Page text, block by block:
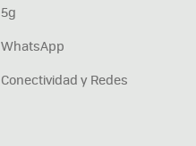
5g
WhatsApp
Conectividad y Redes